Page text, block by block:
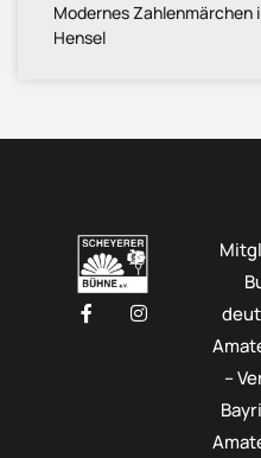
Modernes Zahlenmärchen
Hensel
–